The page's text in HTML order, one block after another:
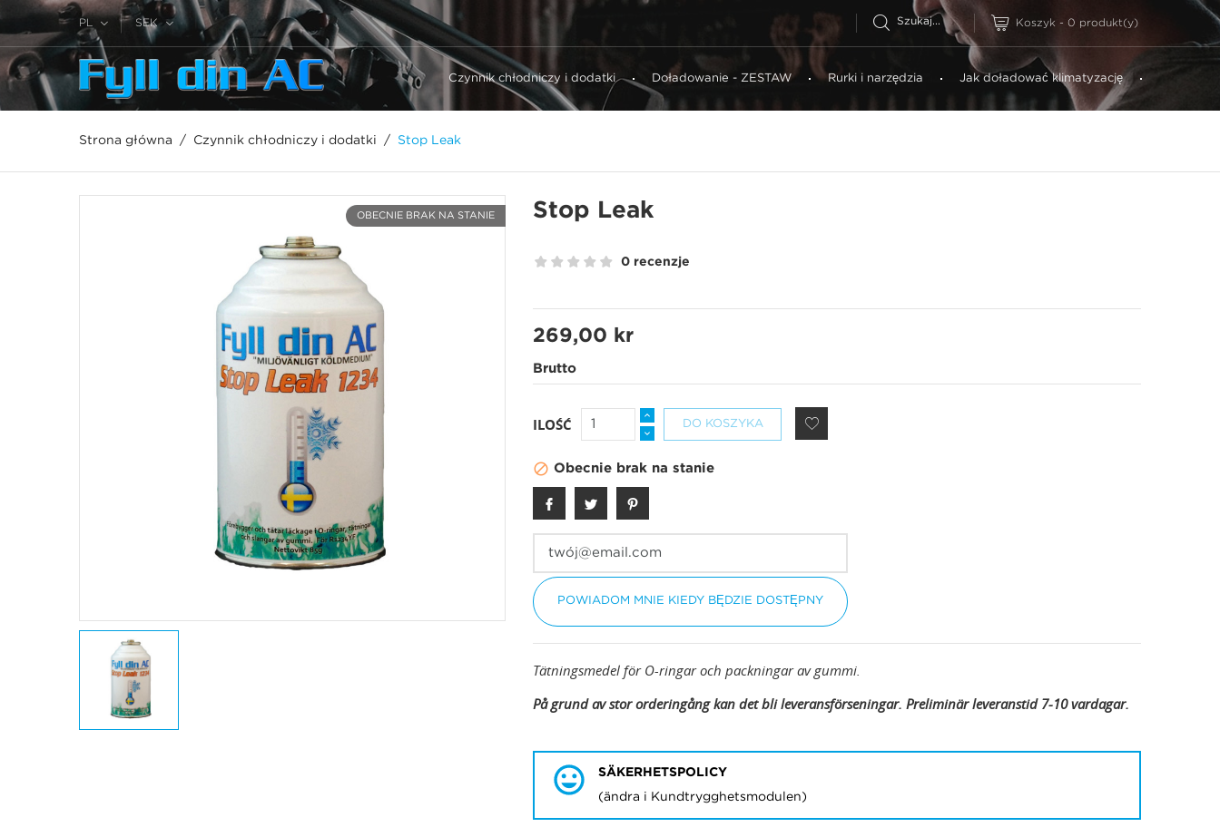
PL SEK Koszyk - 0 produkt(y)
Czynnik chłodniczy i dodatki Doładowanie - ZESTAW Rurki i narzędzia Jak doładować klimatyzację
Strona główna Czynnik chłodniczy i dodatki Stop Leak
OBECNIE BRAK NA STANIE Stop Leak
0 recenzje
269,00 kr
Brutto
ILOŚĆ DO KOSZYKA
 Obecnie brak na stanie
POWIADOM MNIE KIEDY BĘDZIE DOSTĘPNY
Tätningsmedel för O-ringar och packningar av gummi.
På grund av stor orderingång kan det bli leveransförseningar. Preliminär leveranstid 7-10 vardagar.
SÄKERHETSPOLICY
(ändra i Kundtrygghetsmodulen)